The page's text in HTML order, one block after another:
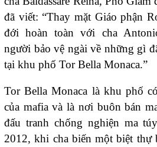
đã viết: “Thay mặt Giáo phận
đới hoàn toàn với cha
người bảo vệ ngài về những gì
tại khu phố Tor Bella Monaca.”
Tor Bella Monaca là khu phố
của mafia và là nơi buôn bán
đấu tranh chống nghiện ma
2012, khi cha biến một biệt thự